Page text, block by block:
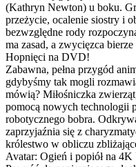
(Kathryn Newton) u boku.
przeżycie, ocalenie siostry i
bezwzględne rody
ma zasad, a zwycięzca
Hopnięci na DVD!
Zabawna, pełna przygód
gdybyśmy tak mogli
mówią? Miłośniczka
pomocą nowych technologii
robotycznego bobra.
zaprzyjaźnia się z
królestwo w obliczu
Avatar: Ogień i popiół na